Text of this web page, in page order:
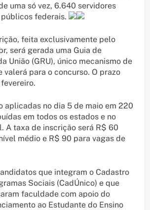
uma só vez, 6.640 servidores
federais.
feita exclusivamente pelo
será gerada uma Guia de
União (GRU), único mecanismo de
valerá para o concurso. O prazo
aplicadas no dia 5 de maio em 220
em todos os estados e no
A taxa de inscrição será R$ 60
médio e R$ 90 para vagas de
que integram o Cadastro
Sociais (CadÚnico) e que
faculdade com apoio do
ao Estudante do Ensino